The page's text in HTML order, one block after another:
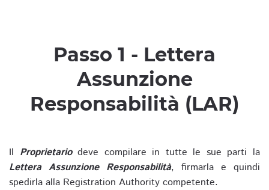
Passo 1 - Lettera
Assunzione
Responsabilità (LAR)
Il Proprietariodeve compilare in tutte le sue parti la
Lettera Assunzione Responsabilità, firmarla e quindi
spedirla alla Registration Authority competente.